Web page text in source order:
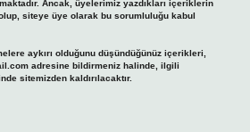
Ancak, üyelerimiz yazdıkları içeriklerin
siteye üye olarak bu sorumluluğu kabul
aykırı olduğunu düşündüğünüz içerikleri,
adresine bildirmeniz halinde, ilgili
sitemizden kaldırılacaktır.